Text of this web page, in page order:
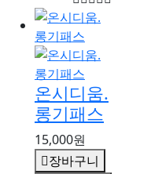
온시디움.
롱기패스
15,000원
장바구니